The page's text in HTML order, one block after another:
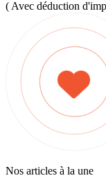
( Avec déduction
Nos articles à la une